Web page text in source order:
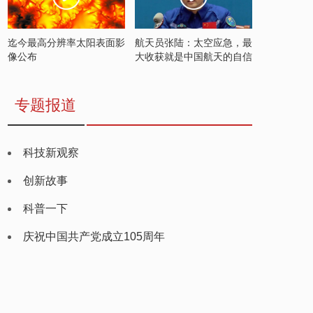
迄今最高分辨率太阳表面影
像公布
航天员张陆：太空应急，最
大收获就是中国航天的自信
专题报道
科技新观察
创新故事
科普一下
庆祝中国共产党成立105周年